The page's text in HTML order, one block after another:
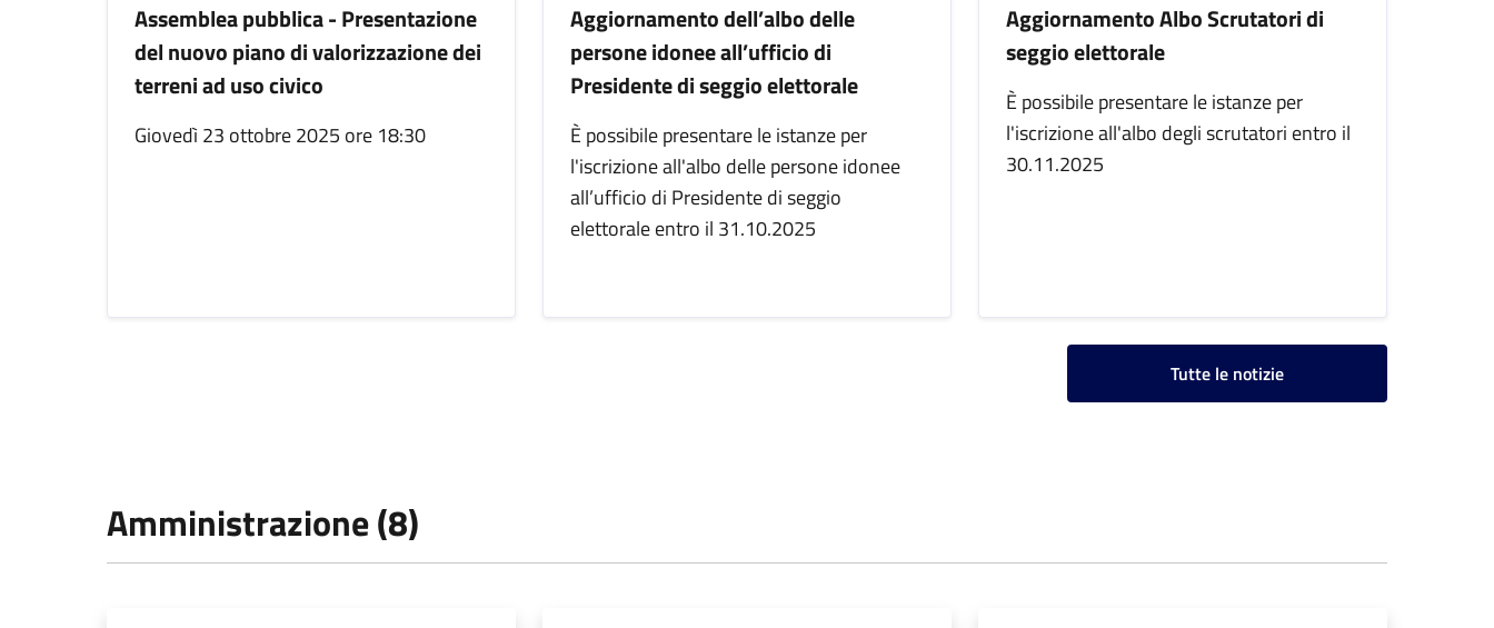
Assemblea pubblica - Presentazione
del nuovo piano di valorizzazione dei
terreni ad uso civico
Giovedì 23 ottobre 2025 ore 18:30
Aggiornamento dell’albo delle
persone idonee all’ufficio di
Presidente di seggio elettorale
È possibile presentare le istanze per
l'iscrizione all'albo delle persone idonee
all’ufficio di Presidente di seggio
elettorale entro il 31.10.2025
Aggiornamento Albo Scrutatori di
seggio elettorale
È possibile presentare le istanze per
l'iscrizione all'albo degli scrutatori entro il
30.11.2025
Tutte le notizie
Amministrazione (8)